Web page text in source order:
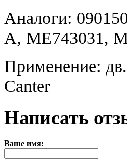
Аналоги:
A, ME743031,
Применение:
Canter
Написать
Ваше имя: